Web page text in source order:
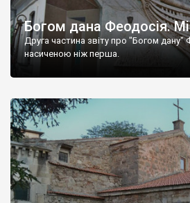
Богом дана Феодосія.
Друга частина звіту про "Богом
насиченою ніж перша.